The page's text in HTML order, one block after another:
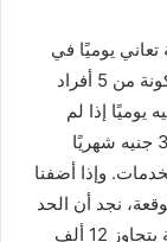
تعاني يوميًا في
سبيل تأمين احتياجاتها الأساسية. فمثلًا، أسرة مكونة من 5 أفراد
الإفطار فقط ما يتجاوز 100 جنيه يوميًا إذا لم
تحصل على دعم تمويني. هذا يعني أكثر من 3000 جنيه شهريًا
وإذا أضفنا
نجد أن الحد
الأدنى الحقيقي لتغطية احتياجات أسرة متوسطة يتجاوز 12 ألف